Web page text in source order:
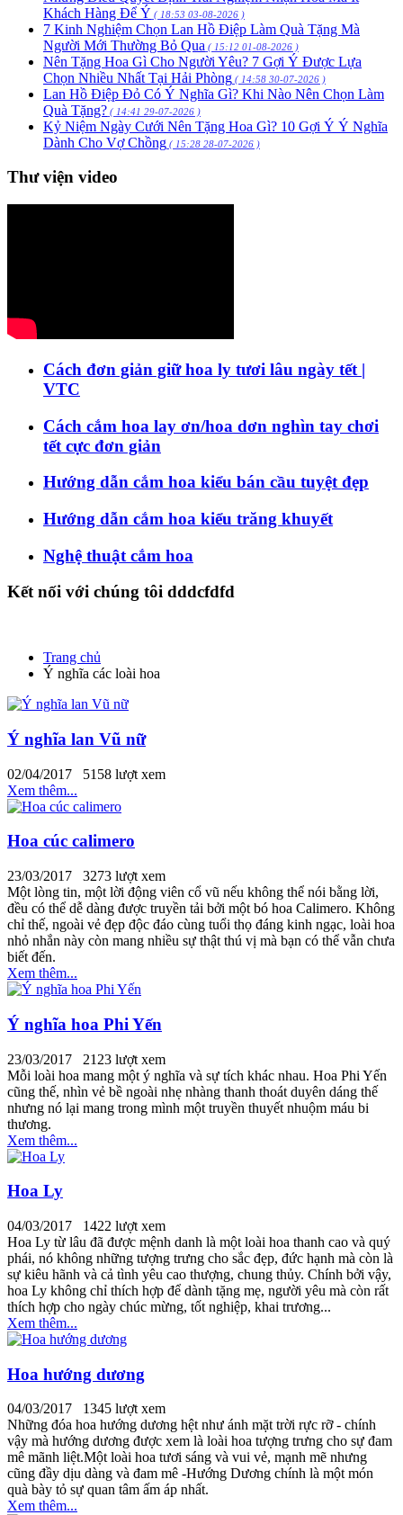
Khách Hàng Để Ý ( 18:53 03-08-2026 )
7 Kinh Nghiệm Chọn Lan Hồ Điệp Làm Quà Tặng Mà
Người Mới Thường Bỏ Qua ( 15:12 01-08-2026 )
Nên Tặng Hoa Gì Cho Người Yêu? 7 Gợi Ý Được Lựa
Chọn Nhiều Nhất Tại Hải Phòng ( 14:58 30-07-2026 )
Lan Hồ Điệp Đỏ Có Ý Nghĩa Gì? Khi Nào Nên Chọn Làm
Quà Tặng? ( 14:41 29-07-2026 )
Kỷ Niệm Ngày Cưới Nên Tặng Hoa Gì? 10 Gợi Ý Ý Nghĩa
Dành Cho Vợ Chồng ( 15:28 28-07-2026 )
Thư viện video
Cách đơn giản giữ hoa ly tươi lâu ngày tết |
VTC
Cách cắm hoa lay ơn/hoa dơn nghìn tay chơi
tết cực đơn giản
Hướng dẫn cắm hoa kiểu bán cầu tuyệt đẹp
Hướng dẫn cắm hoa kiểu trăng khuyết
Nghệ thuật cắm hoa
Kết nối với chúng tôi dddcfdfd
Trang chủ
Ý nghĩa các loài hoa
Ý nghĩa lan Vũ nữ
02/04/2017
5158 lượt xem
Xem thêm...
Hoa cúc calimero
23/03/2017
3273 lượt xem
Một lòng tin, một lời động viên cổ vũ nếu không thể nói bằng lời,
đều có thể dễ dàng được truyền tải bởi một bó hoa Calimero. Không
chỉ thế, ngoài vẻ đẹp độc đáo cùng tuổi thọ đáng kinh ngạc, loài hoa
nhỏ nhắn này còn mang nhiều sự thật thú vị mà bạn có thể vẫn chưa
biết đến.
Xem thêm...
Ý nghĩa hoa Phi Yến
23/03/2017
2123 lượt xem
Mỗi loài hoa mang một ý nghĩa và sự tích khác nhau. Hoa Phi Yến
cũng thế, nhìn vẻ bề ngoài nhẹ nhàng thanh thoát duyên dáng thế
nhưng nó lại mang trong mình một truyền thuyết nhuộm máu bi
thương.
Xem thêm...
Hoa Ly
04/03/2017
1422 lượt xem
Hoa Ly từ lâu đã được mệnh danh là một loài hoa thanh cao và quý
phái, nó không những tượng trưng cho sắc đẹp, đức hạnh mà còn là
sự kiêu hãnh và cả tình yêu cao thượng, chung thủy. Chính bởi vậy,
hoa Ly không chỉ thích hợp để dành tặng mẹ, người yêu mà còn rất
thích hợp cho ngày chúc mừng, tốt nghiệp, khai trương...
Xem thêm...
Hoa hướng dương
04/03/2017
1345 lượt xem
Những đóa hoa hướng dương hệt như ánh mặt trời rực rỡ - chính
vậy mà hướng dương được xem là loài hoa tượng trưng cho sự đam
mê mãnh liệt.Một loài hoa tươi sáng và vui vẻ, mạnh mẽ nhưng
cũng đầy dịu dàng và đam mê -Hướng Dương chính là một món
quà bày tỏ sự quan tâm ấm áp nhất.
Xem thêm...